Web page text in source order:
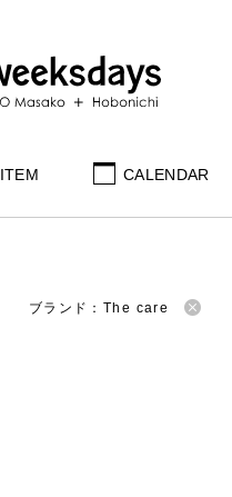
ITEM CALENDAR
ブランド：The care